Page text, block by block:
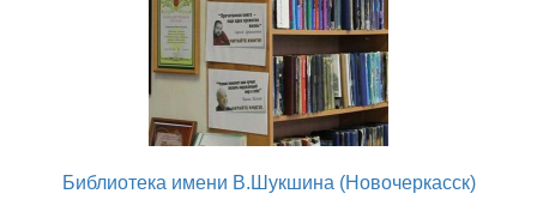
Библиотека имени В.Шукшина (Новочеркасск)